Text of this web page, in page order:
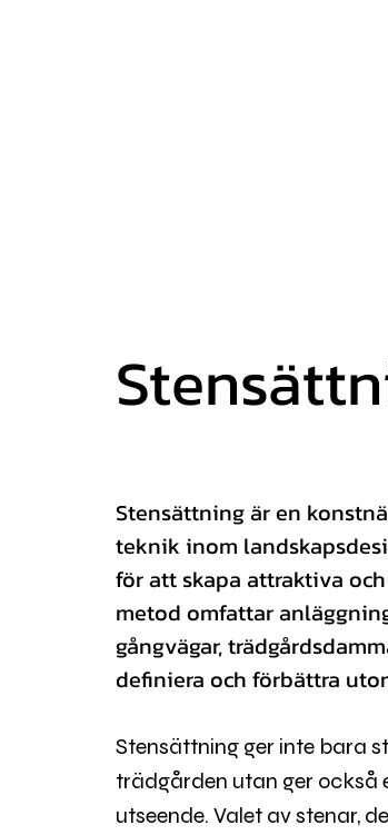
Stensättning är en
teknik inom
för att skapa attraktiva
metod omfattar
gångvägar,
definiera och förbättra
Stensättning ger inte bara
trädgården utan ger
utseende. Valet av stenar,